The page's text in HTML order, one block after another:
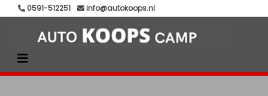
0591-512251 info@autokoops.nl